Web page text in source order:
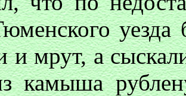
уезда
и мрут, а
камыша